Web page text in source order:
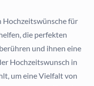
Hochzeitswünsche für
die perfekten
und ihnen eine
Hochzeitswunsch in
um eine Vielfalt von